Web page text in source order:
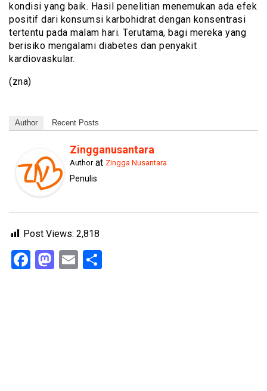
kondisi yang baik. Hasil penelitian menemukan ada efek
positif dari konsumsi karbohidrat dengan konsentrasi
tertentu pada malam hari. Terutama, bagi mereka yang
berisiko mengalami diabetes dan penyakit
kardiovaskular.
(zna)
Author Recent Posts
Zingganusantara
Authorat Zingga Nusantara
Penulis
Post Views: 2,818
Facebook
Mastodon
Email